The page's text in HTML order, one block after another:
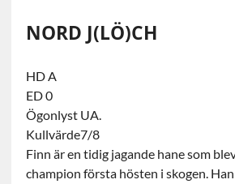
NORD J(LÖ)CH
HD A
ED 0
Ögonlyst UA.
Kullvärde7/8
Finn är en tidig jagande hane som
champion första hösten i skogen.